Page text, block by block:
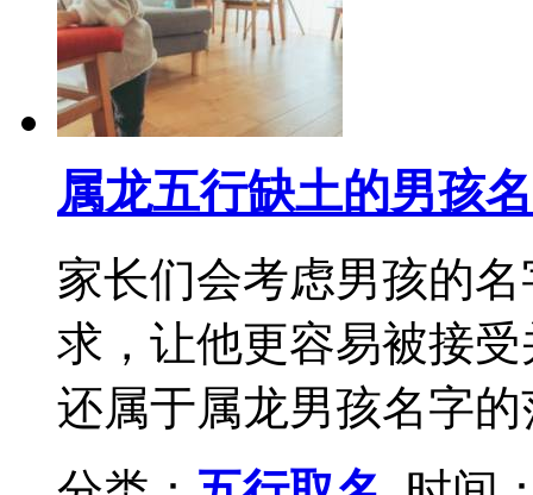
属龙五行缺土的男孩
家长们会考虑男孩的
求，让他更容易被接
还属于属龙男孩名字